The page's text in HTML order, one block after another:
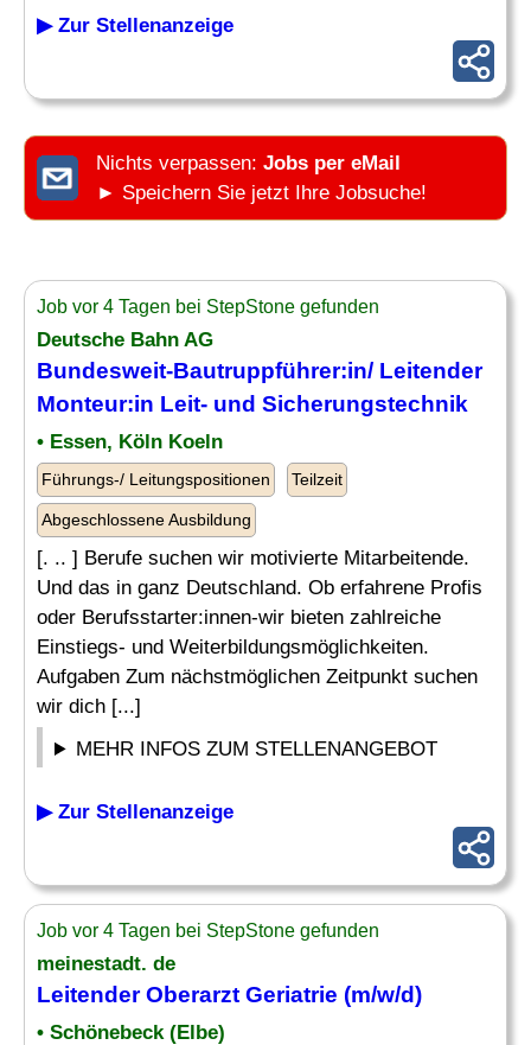
▶ Zur Stellenanzeige
Nichts verpassen: Jobs per eMail
► Speichern Sie jetzt Ihre Jobsuche!
Job vor 4 Tagen bei StepStone gefunden
Deutsche Bahn AG
Bundesweit-Bautruppführer:in/ Leitender
Monteur:in Leit- und Sicherungstechnik
• Essen, Köln Koeln
Führungs-/ Leitungspositionen Teilzeit
Abgeschlossene Ausbildung
[. .. ] Berufe suchen wir motivierte Mitarbeitende.
Und das in ganz Deutschland. Ob erfahrene Profis
oder Berufsstarter:innen-wir bieten zahlreiche
Einstiegs- und Weiterbildungsmöglichkeiten.
Aufgaben Zum nächstmöglichen Zeitpunkt suchen
wir dich [...]
MEHR INFOS ZUM STELLENANGEBOT
▶ Zur Stellenanzeige
Job vor 4 Tagen bei StepStone gefunden
meinestadt. de
LeitenderOberarzt Geriatrie (m/w/d)
• Schönebeck (Elbe)